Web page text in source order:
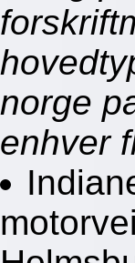
norge
enhver